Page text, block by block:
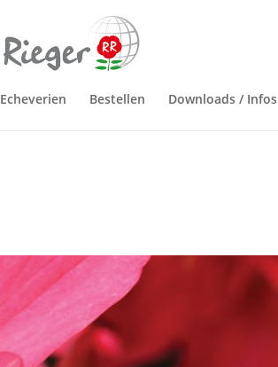
Echeverien Bestellen Downloads / Infos